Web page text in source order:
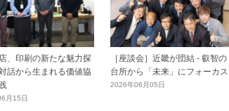
、印刷の新たな魅力探
話から生まれる価値協
月15日
［座談会］近畿が団結 - 叡智の
台所から「未来」にフォーカス
2026年06月05日